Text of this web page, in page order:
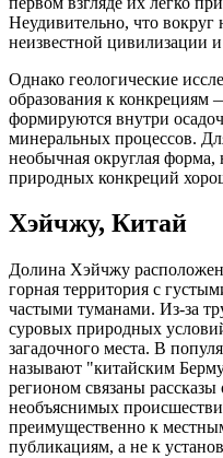
Неудивительно, что
неизвестной цивилизации
Однако геологические
образования к конкрециям
формируются внутри
минеральных процессов.
необычная округлая форма,
природных конкреций
Хэйчжу, Китай
Долина Хэйчжу
горная территория с
частыми туманами. Из-за
суровых природных
загадочного места. В
называют "китайским
регионом связаны
необъяснимых
преимущественно к
публикациям, а не к